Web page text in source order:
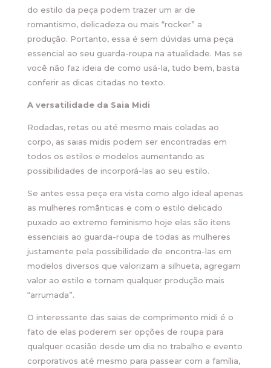
do estilo da peça podem trazer um ar de
romantismo, delicadeza ou mais “rocker” a
produção. Portanto, essa é sem dúvidas uma peça
essencial ao seu guarda-roupa na atualidade. Mas se
você não faz ideia de como usá-la, tudo bem, basta
conferir as dicas citadas no texto.
A versatilidade da Saia Midi
Rodadas, retas ou até mesmo mais coladas ao
corpo, as saias midis podem ser encontradas em
todos os estilos e modelos aumentando as
possibilidades de incorporá-las ao seu estilo.
Se antes essa peça era vista como algo ideal apenas
as mulheres românticas e com o estilo delicado
puxado ao extremo feminismo hoje elas são itens
essenciais ao guarda-roupa de todas as mulheres
justamente pela possibilidade de encontra-las em
modelos diversos que valorizam a silhueta, agregam
valor ao estilo e tornam qualquer produção mais
“arrumada”.
O interessante das saias de comprimento midi é o
fato de elas poderem ser opções de roupa para
qualquer ocasião desde um dia no trabalho e evento
corporativos até mesmo para passear com a família,